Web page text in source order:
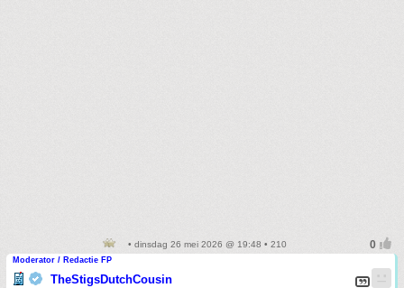
• dinsdag 26 mei 2026 @ 19:48 • 210
Moderator / Redactie FP
TheStigsDutchCousin